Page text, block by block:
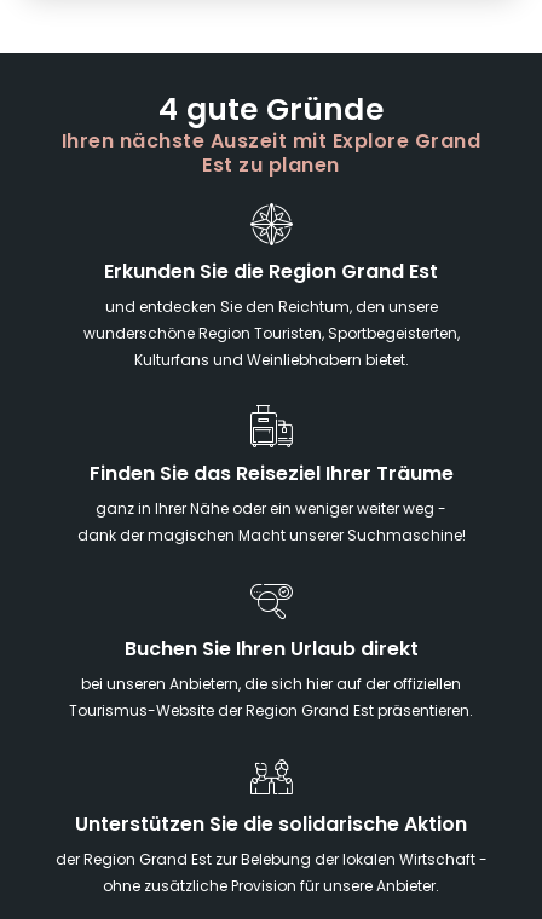
4 gute Gründe
Ihren nächste Auszeit mit Explore Grand
Est zu planen
Erkunden Sie die Region Grand Est
und entdecken Sie den Reichtum, den unsere
wunderschöne Region Touristen, Sportbegeisterten,
Kulturfans und Weinliebhabern bietet.
Finden Sie das Reiseziel Ihrer Träume
ganz in Ihrer Nähe oder ein weniger weiter weg -
dank der magischen Macht unserer Suchmaschine!
Buchen Sie Ihren Urlaub direkt
bei unseren Anbietern, die sich hier auf der offiziellen
Tourismus-Website der Region Grand Est präsentieren.
Unterstützen Sie die solidarische Aktion
der Region Grand Est zur Belebung der lokalen Wirtschaft -
ohne zusätzliche Provision für unsere Anbieter.